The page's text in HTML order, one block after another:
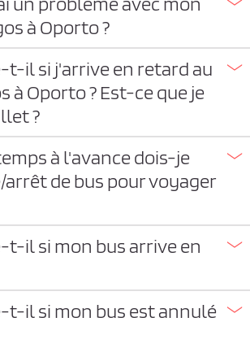
à Oporto ?
t-il si j'arrive en retard au
à Oporto ? Est-ce que je
?
à l'avance dois-je
arrêt de bus pour voyager
t-il si mon bus arrive en
t-il si mon bus est annulé